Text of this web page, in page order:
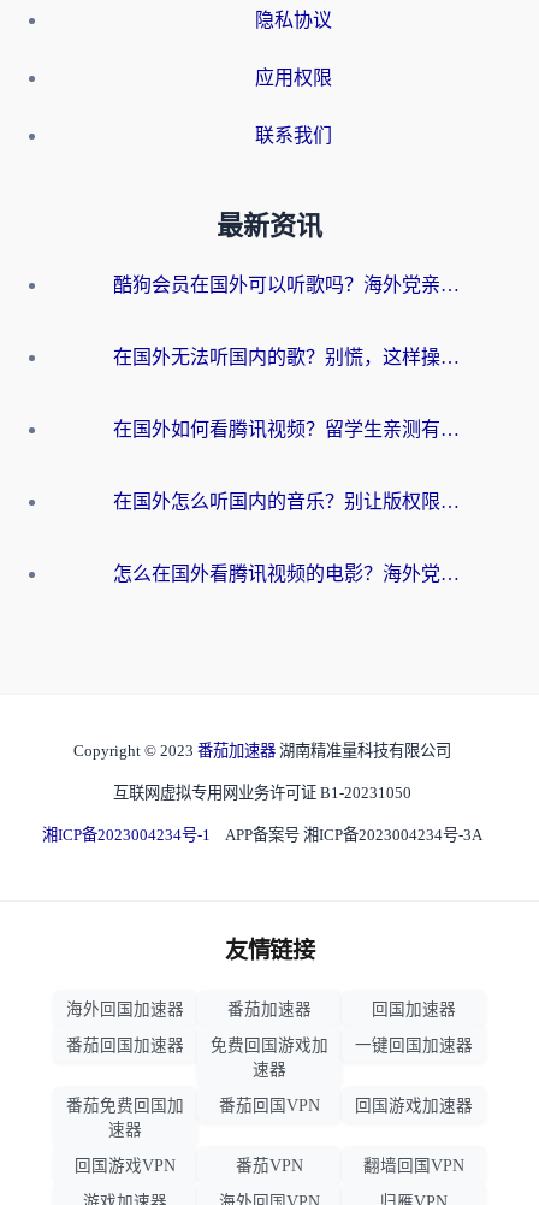
隐私协议
应用权限
联系我们
最新资讯
酷狗会员在国外可以听歌吗？海外党亲测有效：3步解决音乐权限难题
在国外无法听国内的歌？别慌，这样操作就能畅听QQ音乐（附亲测加速器推荐）
在国外如何看腾讯视频？留学生亲测有效的回国加速方案
在国外怎么听国内的音乐？别让版权限制断了你的华语歌单
怎么在国外看腾讯视频的电影？海外党亲测有效的回国加速指南
Copyright © 2023 番茄加速器 湖南精准量科技有限公司
互联网虚拟专用网业务许可证 B1-20231050
湘ICP备2023004234号-1 APP备案号 湘ICP备2023004234号-3A
友情链接
海外回国加速器 番茄加速器
回国加速器
番茄回国加速器
免费回国游戏加
速器
一键回国加速器
番茄免费回国加
速器
番茄回国VPN 回国游戏加速器
回国游戏VPN 番茄VPN
翻墙回国VPN